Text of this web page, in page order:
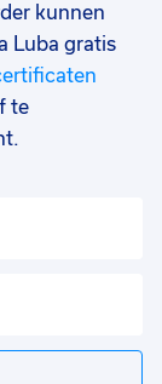
kunnen
Luba gratis
te